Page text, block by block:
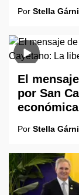
Por Stella
El
por San
Por Stella